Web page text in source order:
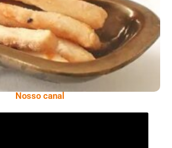
Nosso canal